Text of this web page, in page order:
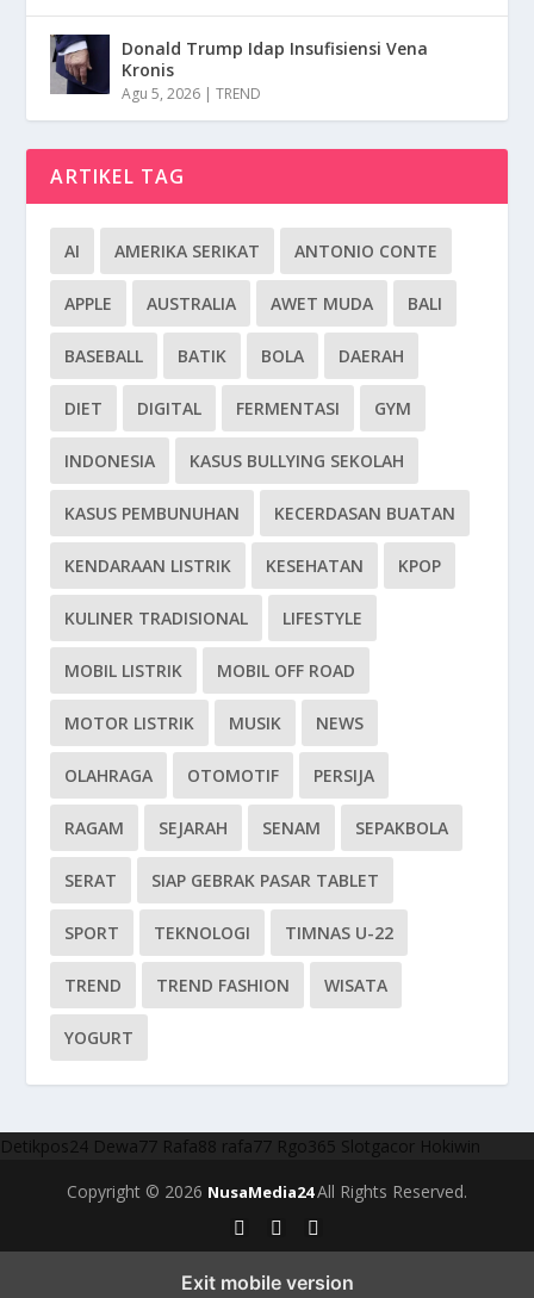
Donald Trump Idap Insufisiensi Vena
Kronis
Agu 5, 2026 |TREND
ARTIKEL TAG
AI AMERIKA SERIKAT ANTONIO CONTE
APPLE AUSTRALIA AWET MUDA BALI
BASEBALL BATIK BOLA DAERAH
DIET DIGITAL FERMENTASI GYM
INDONESIA KASUS BULLYING SEKOLAH
KASUS PEMBUNUHAN KECERDASAN BUATAN
KENDARAAN LISTRIK KESEHATAN KPOP
KULINER TRADISIONAL LIFESTYLE
MOBIL LISTRIK MOBIL OFF ROAD
MOTOR LISTRIK MUSIK NEWS
OLAHRAGA OTOMOTIF PERSIJA
RAGAM SEJARAH SENAM SEPAKBOLA
SERAT SIAP GEBRAK PASAR TABLET
SPORT TEKNOLOGI TIMNAS U-22
TREND TREND FASHION WISATA
YOGURT
Detikpos24 Dewa77 Rafa88 rafa77 Rgo365 Slotgacor Hokiwin
Copyright © 2026 NusaMedia24All Rights Reserved.
Exit mobile version